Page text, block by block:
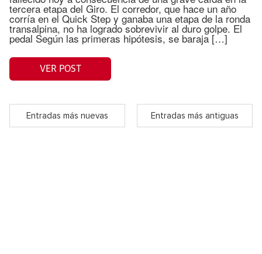
tercera etapa del Giro. El corredor, que hace un año
corría en el Quick Step y ganaba una etapa de la ronda
transalpina, no ha logrado sobrevivir al duro golpe. El
pedal Según las primeras hipótesis, se baraja […]
VER POST
Entradas más nuevas Entradas más antiguas